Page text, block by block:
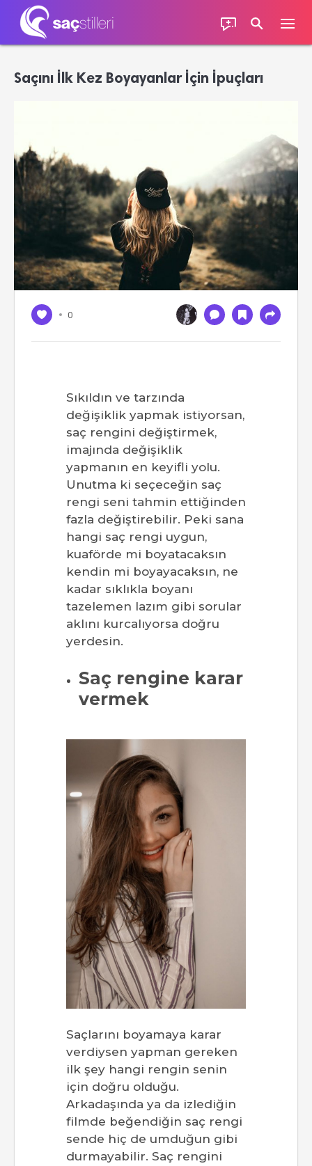
Saçını İlk Kez Boyayanlar İçin İpuçları
0
Sıkıldın ve tarzında
değişiklik yapmak istiyorsan,
saç rengini değiştirmek,
imajında değişiklik
yapmanın en keyifli yolu.
Unutma ki seçeceğin saç
rengi seni tahmin ettiğinden
fazla değiştirebilir. Peki sana
hangi saç rengi uygun,
kuaförde mi boyatacaksın
kendin mi boyayacaksın, ne
kadar sıklıkla boyanı
tazelemen lazım gibi sorular
aklını kurcalıyorsa doğru
yerdesin.
Saç rengine karar
vermek
Saçlarını boyamaya karar
verdiysen yapman gereken
ilk şey hangi rengin senin
için doğru olduğu.
Arkadaşında ya da izlediğin
filmde beğendiğin saç rengi
sende hiç de umduğun gibi
durmayabilir. Saç rengini